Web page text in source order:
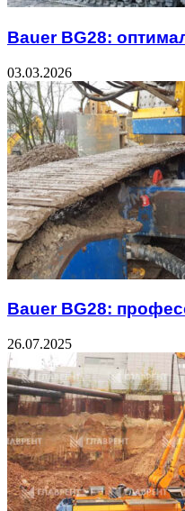
Bauer BG28:
03.03.2026
Bauer BG28:
26.07.2025